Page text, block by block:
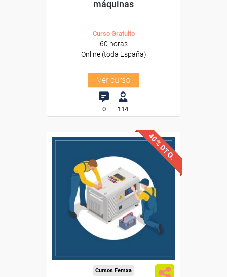
máquinas
Curso Gratuito
60 horas
Online (toda España)
Ver curso
0 114
40% DTO.
Descuentos especiales
Sin requisitos de acceso
Diploma
Cursos Femxa